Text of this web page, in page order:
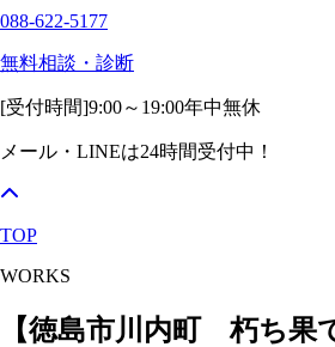
088-622-5177
無料相談・診断
[受付時間]9:00～19:00年中無休
メール・LINEは24時間受付中！
TOP
WORKS
【徳島市川内町 朽ち果